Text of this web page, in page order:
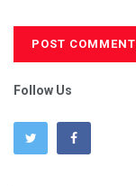
Follow Us